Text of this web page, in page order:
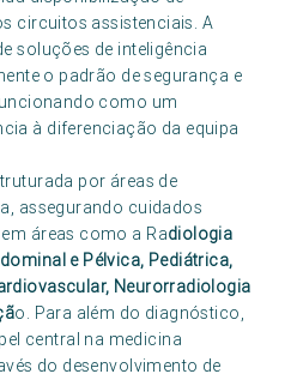
circuitos assistenciais. A
soluções de inteligência
o padrão de segurança e
como um
à diferenciação da equipa
por áreas de
assegurando cuidados
áreas como a Radiologia
e Pélvica, Pediátrica,
Neurorradiologia
o. Para além do diagnóstico,
central na medicina
do desenvolvimento de